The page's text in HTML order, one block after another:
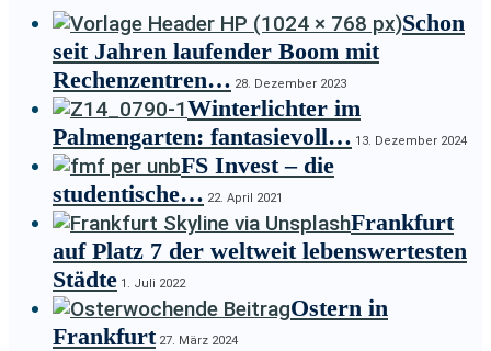
Schon
seit Jahren laufender Boom mit
Rechenzentren… 28. Dezember 2023
Winterlichter im
Palmengarten: fantasievoll… 13. Dezember 2024
FS Invest – die
studentische… 22. April 2021
Frankfurt
auf Platz 7 der weltweit lebenswertesten
Städte 1. Juli 2022
Ostern in
Frankfurt27. März 2024